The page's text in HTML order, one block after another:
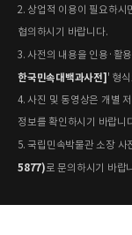
2. 상업적 이용이 필요하시
협의하시기 바랍니다.
3. 사전의 내용을 인용·활
한국민속대백과사전] ' 형
4. 사진 및 동영상은 개별
정보를 확인하시기 바랍니
5. 국립민속박물관 소장 사
5877)로 문의하시기 바랍